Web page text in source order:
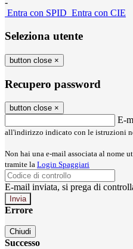
-
Entra con SPID Entra con CIE
Seleziona utente
button close ×
Recupero password
button close ×
E-
all'indirizzo indicato con le istruzioni
Non hai una e-mail associata al nome
tramite la Login Spaggiari
E-mail inviata, si prega di
Errore
Chiudi
Successo